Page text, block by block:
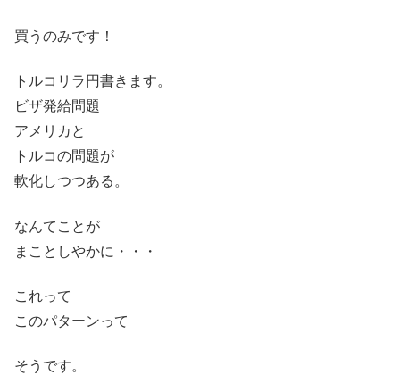
買うのみです！
トルコリラ円書きます。
ビザ発給問題
アメリカと
トルコの問題が
軟化しつつある。
なんてことが
まことしやかに・・・
これって
このパターンって
そうです。